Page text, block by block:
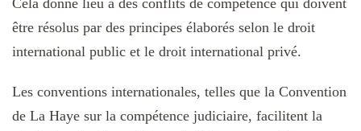
Cela donne lieu à des conflits de compétence qui doivent
être résolus par des principes élaborés selon le droit
international public et le droit international privé.
Les conventions internationales, telles que la Convention
de La Haye sur la compétence judiciaire, facilitent la